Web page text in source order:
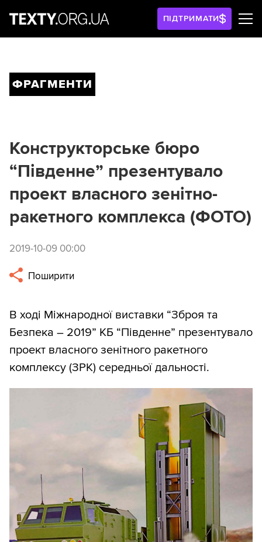
ПІДТРИМАТИ
ФРАГМЕНТИ
Конструкторське бюро
“Південне” презентувало
проект власного зенітно-
ракетного комплекса (ФОТО)
2019-10-09 00:00
Поширити
В ході Міжнародної виставки “Зброя та
Безпека – 2019” КБ “Південне” презентувало
проект власного зенітного ракетного
комплексу (ЗРК) середньої дальності.